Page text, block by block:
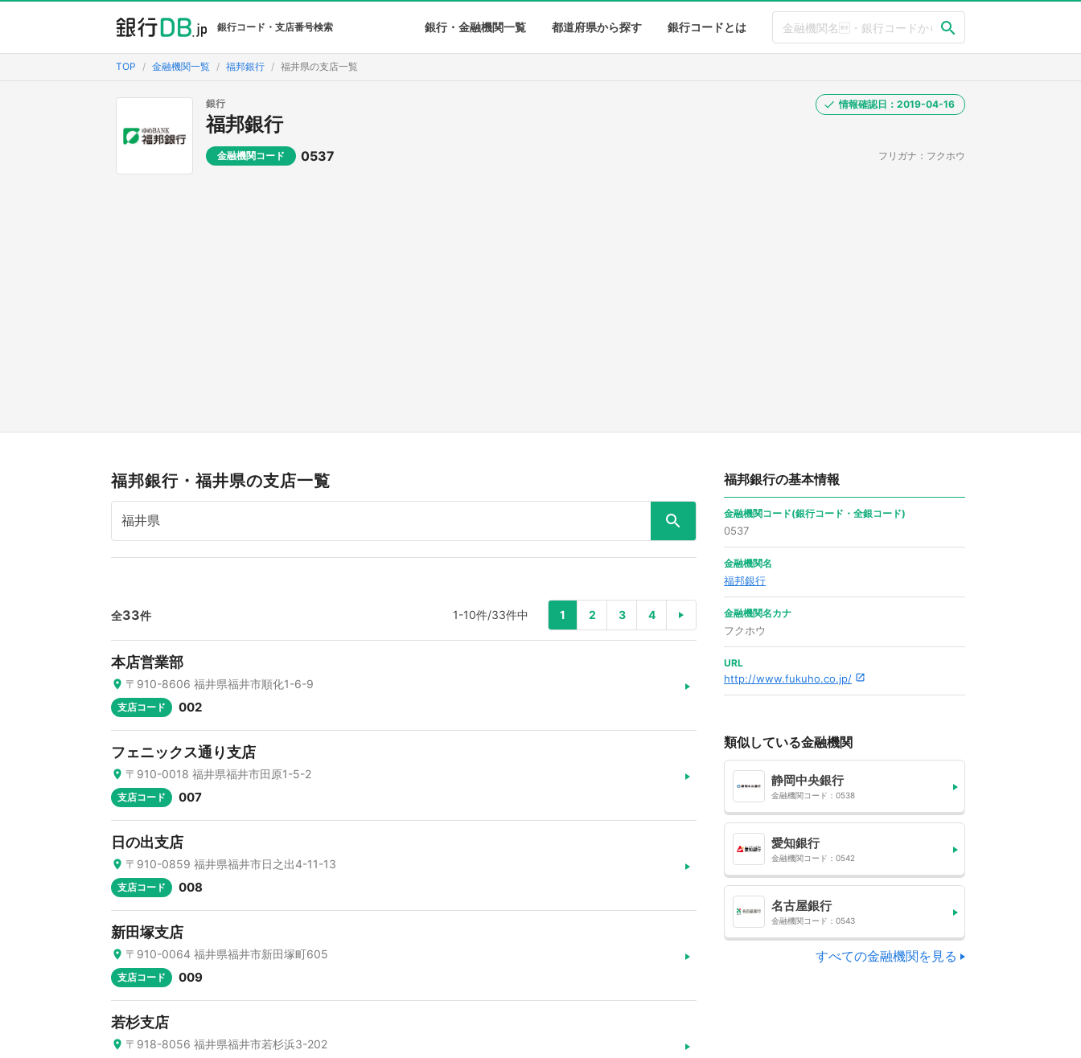
銀行コード・支店番号検索 銀行・金融機関一覧 都道府県から探す 銀行コードとは
TOP 金融機関一覧 福邦銀行 福井県の支店一覧
銀行
福邦銀行
金融機関コード 0537 フリガナ：フクホウ
情報確認日：2019-04-16
福邦銀行・福井県の支店一覧
全33件 1-10件/33件中 1 2 3 4
本店営業部
〒910-8606 福井県福井市順化1-6-9
支店コード 002
フェニックス通り支店
〒910-0018 福井県福井市田原1-5-2
支店コード 007
日の出支店
〒910-0859 福井県福井市日之出4-11-13
支店コード 008
新田塚支店
〒910-0064 福井県福井市新田塚町605
支店コード 009
若杉支店
〒918-8056 福井県福井市若杉浜3-202
福邦銀行の基本情報
金融機関コード(銀行コード・全銀コード)
0537
金融機関名
福邦銀行
金融機関名カナ
フクホウ
URL
http://www.fukuho.co.jp/
類似している金融機関
静岡中央銀行
金融機関コード：0538
愛知銀行
金融機関コード：0542
名古屋銀行
金融機関コード：0543
すべての金融機関を見る